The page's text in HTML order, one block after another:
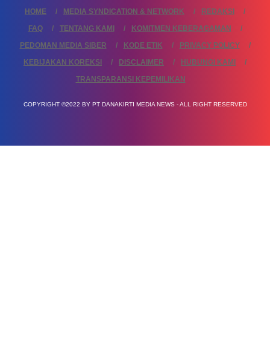
HOME MEDIA SYNDICATION & NETWORK
REDAKSI
FAQ
TENTANG KAMI
KOMITMEN KEBERAGAMAN
PEDOMAN MEDIA SIBER
KODE ETIK
PRIVACY POLICY
KEBIJAKAN KOREKSI
DISCLAIMER
HUBUNGI KAMI
TRANSPARANSI KEPEMILIKAN
COPYRIGHT ©2022 BY PT DANAKIRTI MEDIA NEWS - ALL RIGHT RESERVED